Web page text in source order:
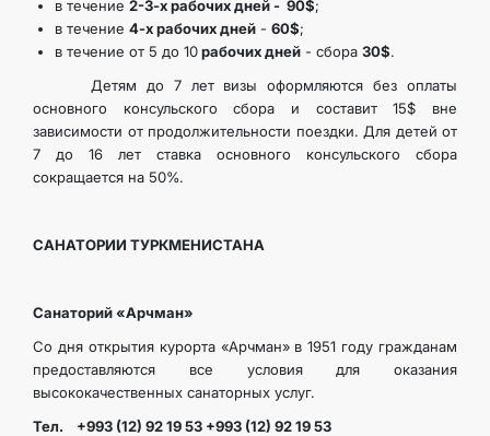
в течение 2-3-х рабочих дней - 90$;
в течение 4-х рабочих дней - 60$;
в течение от 5 до 10рабочих дней - сбора 30$.
Детям до 7 лет визы оформляются без оплаты
основного консульского сбора и составит 15$ вне
зависимости от продолжительности поездки. Для детей от
7 до 16 лет ставка основного консульского сбора
сокращается на 50%.
САНАТОРИИ ТУРКМЕНИСТАНА
Санаторий «Арчман»
Со дня открытия курорта «Арчман» в 1951 году гражданам
предоставляются все условия для оказания
высококачественных санаторных услуг.
Тел. +993 (12) 92 19 53 +993 (12) 92 19 53